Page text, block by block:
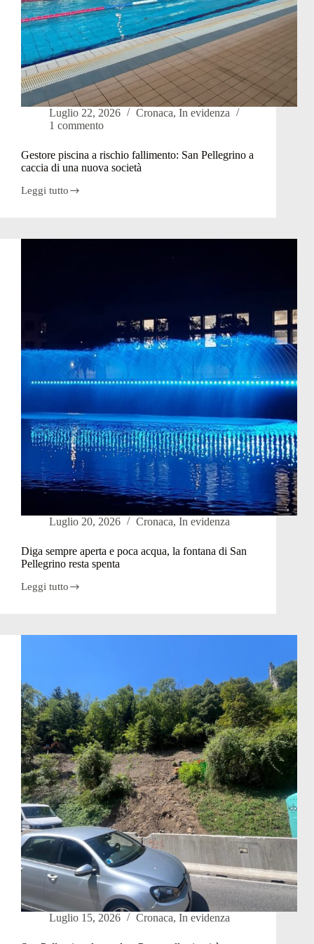
Luglio 22, 2026 Cronaca, In evidenza
1 commento
Gestore piscina a rischio fallimento: San Pellegrino a
caccia di una nuova società
Leggi tutto
Gestore
nuova
Luglio 20, 2026 Cronaca, In evidenza
Diga sempre aperta e poca acqua, la fontana di San
Pellegrino resta spenta
Leggi tutto
Diga
di
San
Pellegrino
resta
spenta
Luglio 15, 2026 Cronaca, In evidenza